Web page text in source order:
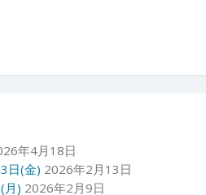
年4月18日
日(金) 2026年2月13日
月) 2026年2月9日